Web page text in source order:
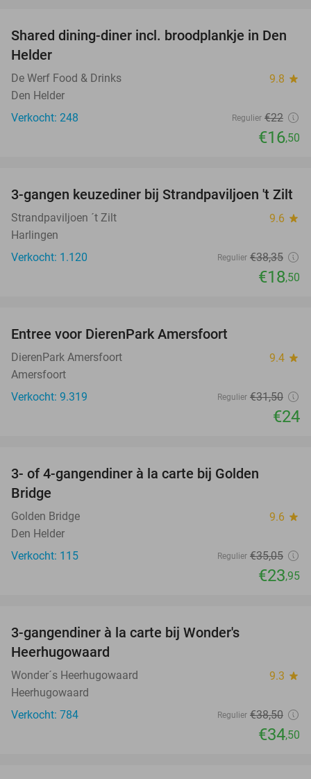
25%
Shared dining-diner incl. broodplankje in Den
Helder
De Werf Food & Drinks 9.8 star
Den Helder
Verkocht: 248
Regulier €22
€16,50
52%
3-gangen keuzediner bij Strandpaviljoen 't Zilt
Strandpaviljoen ´t Zilt 9.6 star
Harlingen
Verkocht: 1.120
Regulier €38,35
€18,50
Entree voor DierenPark Amersfoort
DierenPark Amersfoort 9.4 star
Amersfoort
Verkocht: 9.319
Regulier €31,50
€24
3- of 4-gangendiner à la carte bij Golden
Bridge
Golden Bridge 9.6 star
Den Helder
Verkocht: 115
Regulier €35,05
€23,95
3-gangendiner à la carte bij Wonder's
Heerhugowaard
Wonder´s Heerhugowaard 9.3 star
Heerhugowaard
Verkocht: 784
Regulier €38,50
€34,50